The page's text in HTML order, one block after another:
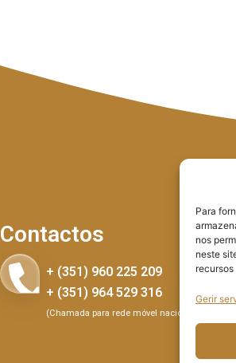
Para
nos
neste
Gerir
Contactos
+ (351) 960 225 209
+ (351) 964 529 316
(Chamada para rede móvel nacional)